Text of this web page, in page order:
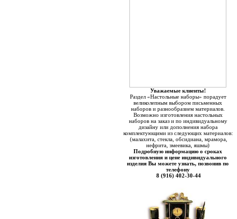
Уважаемые клиенты!
Раздел «Настольные наборы» порадует
великолепным выбором письменных
наборов и разнообразием материалов.
Возможно изготовления настольных
наборов на заказ и по индивидуальному
дизайну или дополнения набора
комплектующими из следующих материалов:
(малахита, стекла, обсидиана, мрамора,
нефрита, змеевика, яшмы)
Подробную информацию о сроках
изготовления и цене индивидуального
изделия Вы можете узнать, позвонив по
телефону
8 (916) 402-30-44